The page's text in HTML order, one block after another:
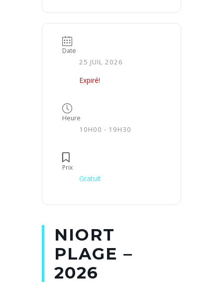
Date
25 JUIL 2026
Expiré!
Heure
10H00 - 19H30
Prix
Gratuit
NIORT
PLAGE –
2026